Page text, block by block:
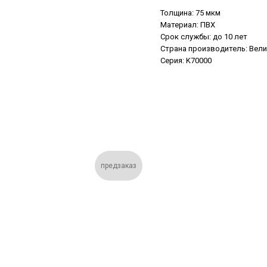
Толщина: 75 мкм
Материал: ПВХ
Срок службы: до 10 лет
Страна производитель:
Серия: K70000
предзаказ